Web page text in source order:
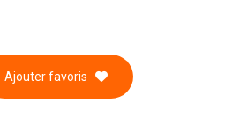
Ajouter favoris